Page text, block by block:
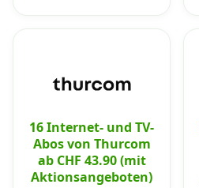
16 Internet- und TV-
Abos von Thurcom
ab CHF 43.90 (mit
Aktionsangeboten)